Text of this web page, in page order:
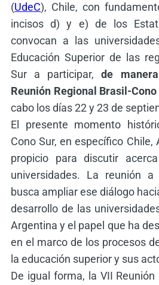
(UdeC), Chile, con
incisos d) y e) de los
convocan a las
Educación Superior de las
Sur a participar,de
Reunión Regional Brasil-Cono
cabo los días 22 y 23 de
El presente momento
Cono Sur, en específico Chile,
propicio para discutir
universidades. La reunión
busca ampliar ese diálogo
desarrollo de las
Argentina y el papel que ha
en el marco de los procesos
la educación superior y sus
De igual forma, la VII Reunión